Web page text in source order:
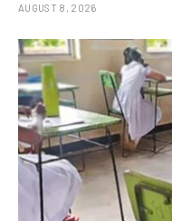
AUGUST 8, 2026